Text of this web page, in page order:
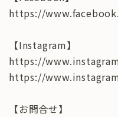
https://
【Instagram】
https://
https://
【お問合せ】